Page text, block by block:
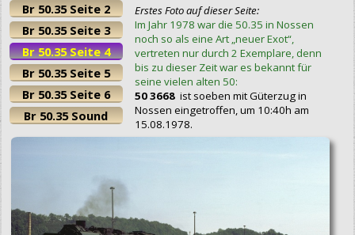
Br 50.35 Seite 2
Br 50.35 Seite 3
Br 50.35 Seite 4
Br 50.35 Seite 5
Br 50.35 Seite 6
Br 50.35 Sound
Erstes Foto auf dieser Seite:
Im Jahr 1978 war die 50.35 in Nossen
noch so als eine Art „neuer Exot“,
vertreten nur durch 2 Exemplare, denn
bis zu dieser Zeit war es bekannt für
seine vielen alten 50:
50 3668ist soeben mit Güterzug in
Nossen eingetroffen, um 10:40h am
15.08.1978.